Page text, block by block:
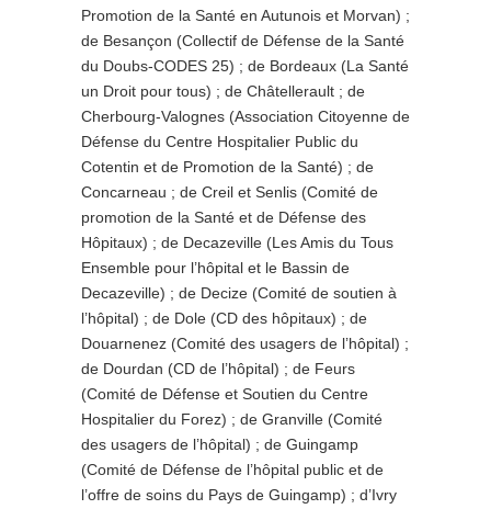
Promotion de la Santé en Autunois et Morvan) ;
de Besançon (Collectif de Défense de la Santé
du Doubs-CODES 25) ; de Bordeaux (La Santé
un Droit pour tous) ; de Châtellerault ; de
Cherbourg-Valognes (Association Citoyenne de
Défense du Centre Hospitalier Public du
Cotentin et de Promotion de la Santé) ; de
Concarneau ; de Creil et Senlis (Comité de
promotion de la Santé et de Défense des
Hôpitaux) ; de Decazeville (Les Amis du Tous
Ensemble pour l’hôpital et le Bassin de
Decazeville) ; de Decize (Comité de soutien à
l’hôpital) ; de Dole (CD des hôpitaux) ; de
Douarnenez (Comité des usagers de l’hôpital) ;
de Dourdan (CD de l’hôpital) ; de Feurs
(Comité de Défense et Soutien du Centre
Hospitalier du Forez) ; de Granville (Comité
des usagers de l’hôpital) ; de Guingamp
(Comité de Défense de l’hôpital public et de
l’offre de soins du Pays de Guingamp) ; d’Ivry